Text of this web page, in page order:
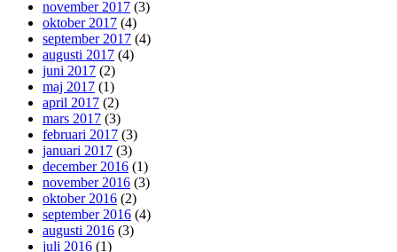
november 2017 (3)
oktober 2017 (4)
september 2017 (4)
augusti 2017 (4)
juni 2017 (2)
maj 2017 (1)
april 2017 (2)
mars 2017 (3)
februari 2017 (3)
januari 2017 (3)
december 2016 (1)
november 2016 (3)
oktober 2016 (2)
september 2016 (4)
augusti 2016 (3)
juli 2016 (1)